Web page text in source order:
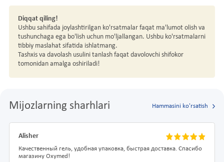
Diqqat qiling!
Ushbu sahifada joylashtirilgan ko'rsatmalar faqat ma'lumot olish va
tushunchaga ega bo'lish uchun mo'ljallangan. Ushbu ko'rsatmalarni
tibbiy maslahat sifatida ishlatmang.
Tashxis va davolash usulini tanlash faqat davolovchi shifokor
tomonidan amalga oshiriladi!
Mijozlarning sharhlari Hammasini ko'rsatish
Alisher
Качественный гель, удобная упаковка, быстрая доставка. Спасибо
магазину Oxymed!